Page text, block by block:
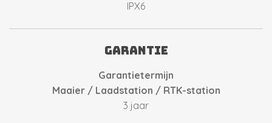
IPX6
Garantie
Garantietermijn
Maaier / Laadstation / RTK-station
3 jaar